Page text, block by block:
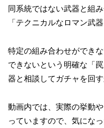
同系統ではない武器と組
「テクニカルなロマン武器
特定の組み合わせができ
できないという明確な「
器と相談してガチャを回
動画内では、実際の挙動
っていますので、気にな